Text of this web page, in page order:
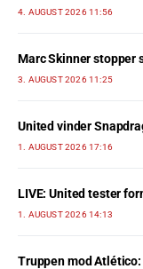
4. AUGUST 2026 11:56
Marc Skinner stopper
3. AUGUST 2026 11:25
United vinder
1. AUGUST 2026 17:16
LIVE: United tester
1. AUGUST 2026 14:13
Truppen mod